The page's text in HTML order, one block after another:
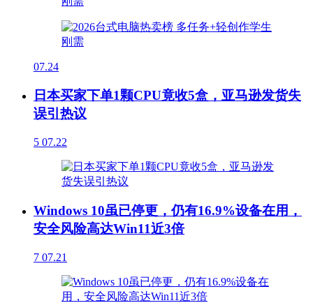
07.24
日本买家下单1颗CPU竟收5盒，亚马逊发货失
误引热议
5 07.22
Windows 10虽已停更，仍有16.9%设备在用，
安全风险高达Win11近3倍
7 07.21